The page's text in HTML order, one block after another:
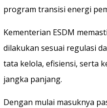
program transisi energi
Kementerian ESDM
dilakukan sesuai regulasi
tata kelola, efisiensi, serta
jangka panjang.
Dengan mulai masuknya